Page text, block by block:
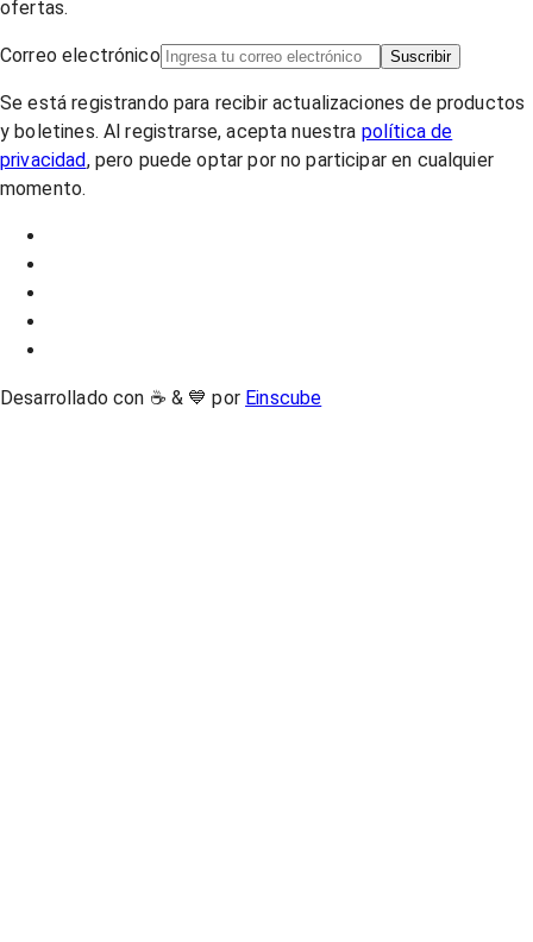
ofertas.
Correo electrónico Suscribir
Se está registrando para recibir actualizaciones de productos
y boletines. Al registrarse, acepta nuestra política de
privacidad, pero puede optar por no participar en cualquier
momento.
Desarrollado con ☕ & 💙 por Einscube